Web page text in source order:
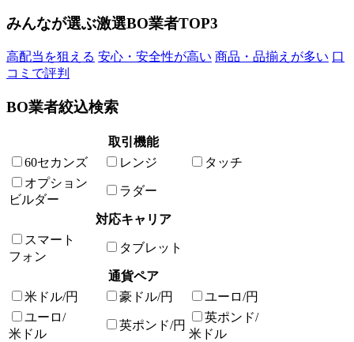
みんなが選ぶ激選BO業者TOP3
高配当を狙える 安心・安全性が高い 商品・品揃えが多い 口
コミで評判
BO業者絞込検索
取引機能
60セカンズ
レンジ
タッチ
オプション
ビルダー
ラダー
対応キャリア
スマート
フォン
タブレット
通貨ペア
米ドル/円
豪ドル/円
ユーロ/円
ユーロ/
米ドル
英ポンド/円
英ポンド/
米ドル